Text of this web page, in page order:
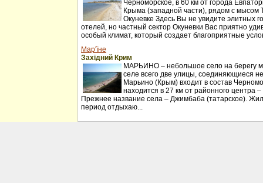
Черноморское, в 60 км от города
Крыма (западной части), рядом с мысом
Окуневке Здесь Вы не увидите элитных
отелей, но частный сектор Окуневки Вас приятно
особый климат, который создает благоприятные
Мар'їне
Західний Крим
МАРЬИНО – небольшое село на берегу
селе всего две улицы, соединяющиеся
Марьино (Крым) входит в состав
находится в 27 км от районного центра
Прежнее название села – Джимбаба (татарское).
период отдыхаю...